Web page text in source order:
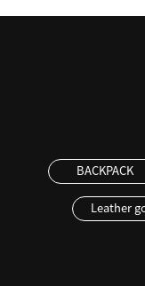
BACKPACK
Leather